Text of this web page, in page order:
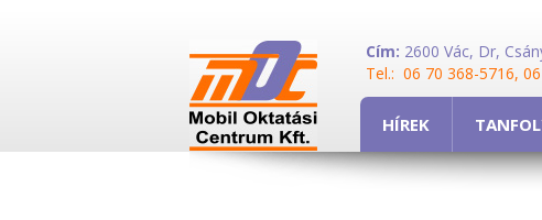
HÍREK
Cím: 2600 Vác, Dr,
Tel.: 06 70 368-5716,